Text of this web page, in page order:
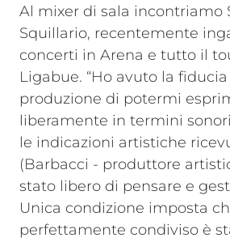
Al mixer di sala incontriamo
Squillario, recentemente
concerti in Arena e tutto il
Ligabue. “Ho avuto la
produzione di potermi
liberamente in termini
le indicazioni artistiche
(Barbacci - produttore
stato libero di pensare e
Unica condizione imposta
perfettamente condiviso è